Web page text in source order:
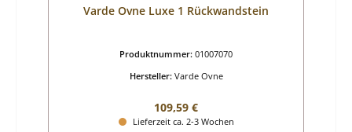
Varde Ovne Luxe 1 Rückwandstein
Produktnummer: 01007070
Hersteller: Varde Ovne
Regulärer Preis:
109,59 €
Lieferzeit ca. 2-3 Wochen